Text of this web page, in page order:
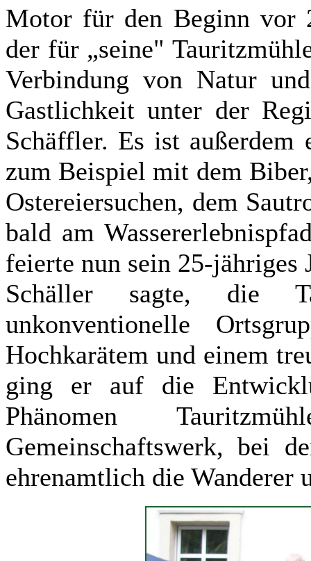
Motor für den Beginn vor
der für „seine"
Verbindung von Natur
Gastlichkeit unter der
Schäffler. Es ist außerdem
zum Beispiel mit dem
Ostereiersuchen, dem
bald am
feierte nun sein 25-jähriges
Schäller sagte, die
unkonventionelle
Hochkarätem und einem
ging er auf die
Phänomen
Gemeinschaftswerk, bei
ehrenamtlich die Wanderer